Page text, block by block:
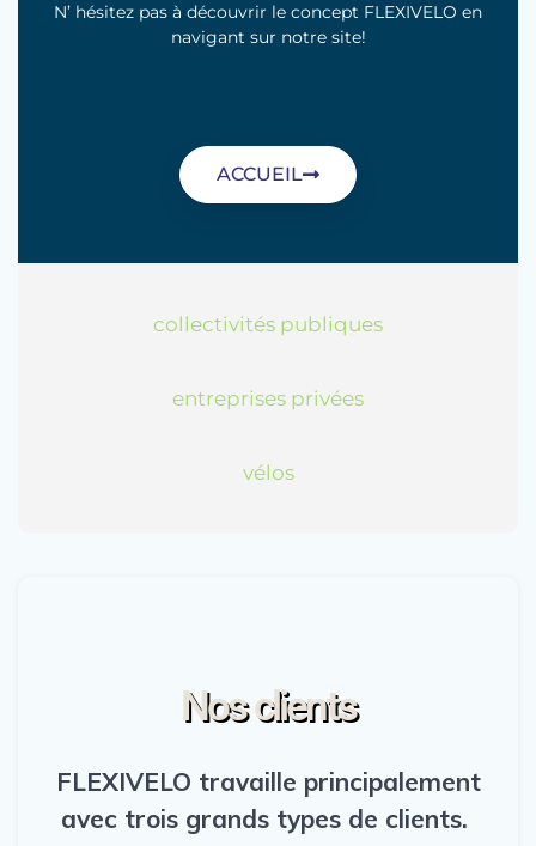
N’ hésitez pas à découvrir le concept FLEXIVELO en
navigant sur notre site!
ACCUEIL
collectivités publiques
entreprises privées
vélos
Nos clients
FLEXIVELO travaille principalement
avec trois grands types de clients.